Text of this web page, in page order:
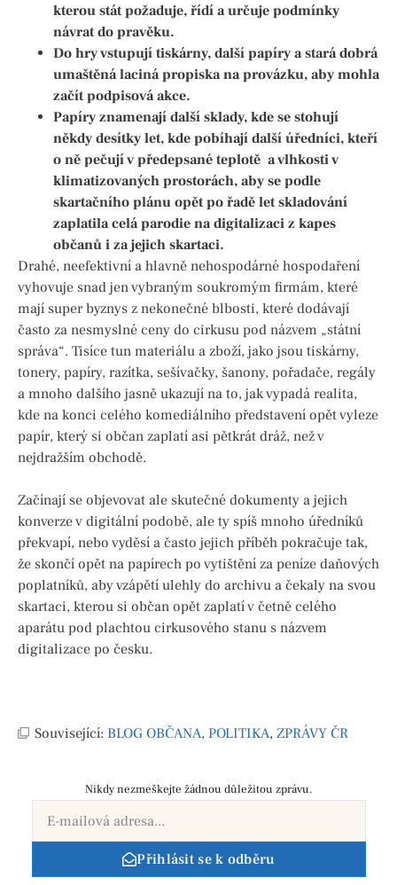
kterou stát požaduje, řídí a určuje podmínky
návrat do pravěku.
Do hry vstupují tiskárny, další papíry a stará dobrá
umaštěná laciná propiska na provázku, aby mohla
začít podpisová akce.
Papíry znamenají další sklady, kde se stohují
někdy desítky let, kde pobíhají další úředníci, kteří
o ně pečují v předepsané teplotě a vlhkosti v
klimatizovaných prostorách, aby se podle
skartačního plánu opět po řadě let skladování
zaplatila celá parodie na digitalizaci z kapes
občanů i za jejich skartaci.
Drahé, neefektivní a hlavně nehospodárné hospodaření
vyhovuje snad jen vybraným soukromým firmám, které
mají super byznys z nekonečné blbosti, které dodávají
často za nesmyslné ceny do cirkusu pod názvem „státní
správa“. Tisíce tun materiálu a zboží, jako jsou tiskárny,
tonery, papíry, razítka, sešívačky, šanony, pořadače, regály
a mnoho dalšího jasně ukazují na to, jak vypadá realita,
kde na konci celého komediálního představení opět vyleze
papír, který si občan zaplatí asi pětkrát dráž, než v
nejdražším obchodě.
Začínají se objevovat ale skutečné dokumenty a jejich
konverze v digitální podobě, ale ty spíš mnoho úředníků
překvapí, nebo vyděsí a často jejich příběh pokračuje tak,
že skončí opět na papírech po vytištění za peníze daňových
poplatníků, aby vzápětí ulehly do archivu a čekaly na svou
skartaci, kterou si občan opět zaplatí v četně celého
aparátu pod plachtou cirkusového stanu s názvem
digitalizace po česku.
Související: BLOG OBČANA, POLITIKA, ZPRÁVY ČR
Nikdy nezmeškejte žádnou důležitou zprávu.
Přihlásit se k odběru